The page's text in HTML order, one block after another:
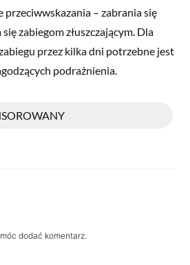
przeciwwskazania – zabrania się
zabiegom złuszczającym. Dla
przez kilka dni potrzebne jest
podrażnienia.
dodać komentarz.